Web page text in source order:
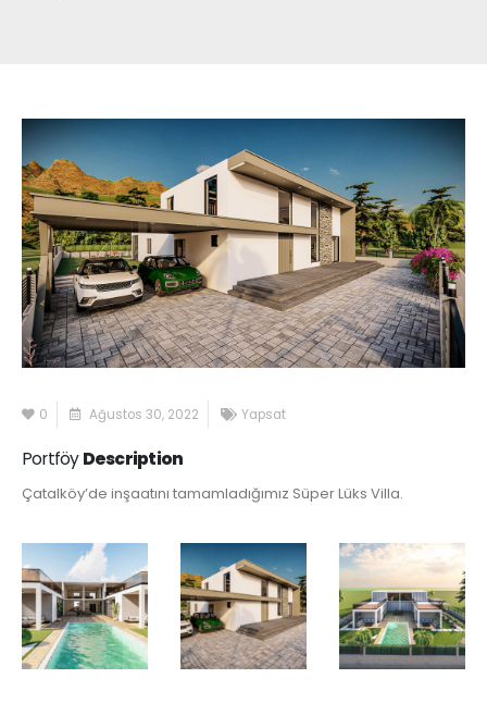
0 Ağustos 30, 2022 Yapsat
PortföyDescription
Çatalköy’de inşaatını tamamladığımız Süper Lüks Villa.